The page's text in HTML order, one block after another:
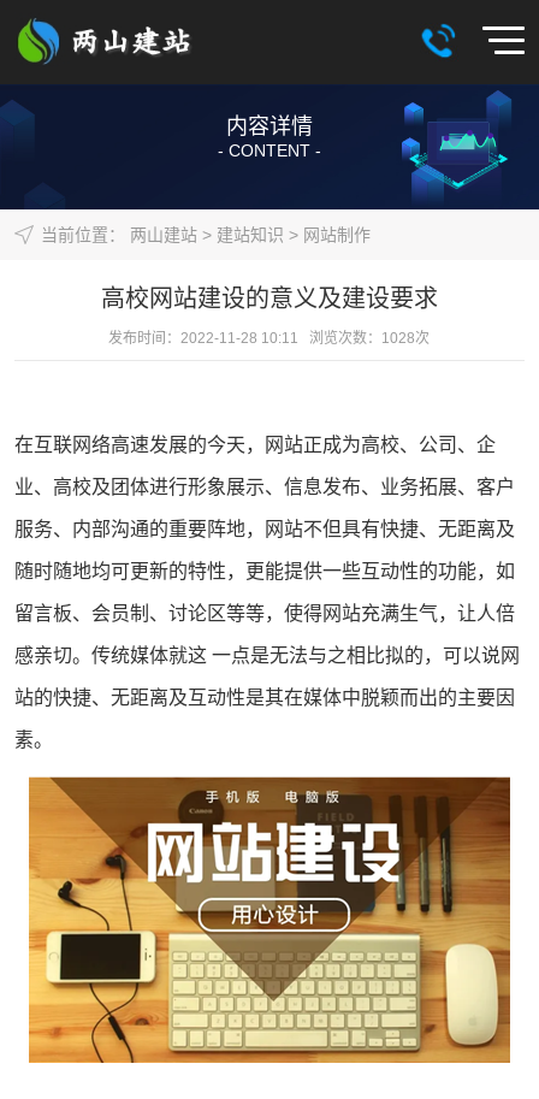
内容详情
- CONTENT -
当前位置： 两山建站> 建站知识 > 网站制作
高校网站建设的意义及建设要求
发布时间：2022-11-28 10:11 浏览次数： 1028次
在互联网络高速发展的今天， 网站正成为高校、公司、企
业、高校及团体进行形象展示、信息发布、业务拓展、客户
服务、内部沟通的重要阵地，网站不但具有快捷、无距离及
随时随地均可更新的特性，更能提供一些互动性的功能，如
留言板、会员制、讨论区等等，使得网站充满生气，让人倍
感亲切。传统媒体就这 一点是无法与之相比拟的，可以说网
站的快捷、无距离及互动性是其在媒体中脱颖而出的主要因
素。